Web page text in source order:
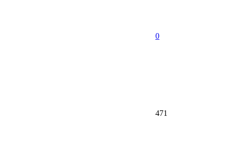
0
471